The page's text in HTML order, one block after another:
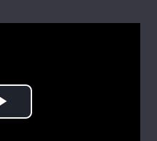
Вакансії
Play